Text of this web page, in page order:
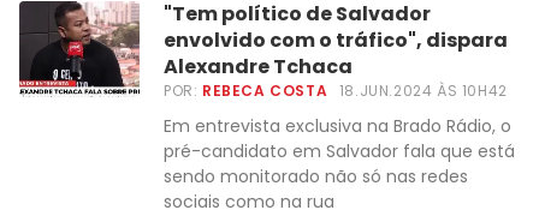
"Tem político de Salvador
envolvido com o tráfico", dispara
Alexandre Tchaca
POR: REBECA COSTA 18.JUN.2024 ÀS 10H42
Em entrevista exclusiva na Brado Rádio, o
pré-candidato em Salvador fala que está
sendo monitorado não só nas redes
sociais como na rua